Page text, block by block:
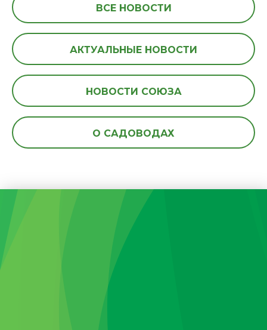
ВСЕ НОВОСТИ
АКТУАЛЬНЫЕ НОВОСТИ
НОВОСТИ СОЮЗА
О САДОВОДАХ